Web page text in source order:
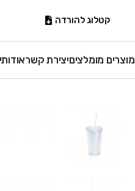
קטלוג להורדה
מוצרים מומלציםיצירת קשר